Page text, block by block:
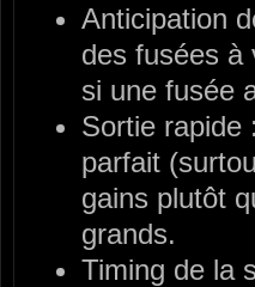
Anticipation
des fusées
si une fusée
Sortie rapide
parfait
gains plutôt
grands.
Timing de la